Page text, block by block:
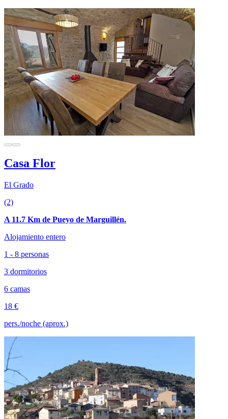
Casa Flor
El Grado
(2)
A 11.7 Km de Pueyo de Marguillén.
Alojamiento entero
1 - 8 personas
3 dormitorios
6 camas
18 €
pers./noche (aprox.)